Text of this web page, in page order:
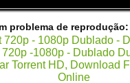
problema de reprodução: